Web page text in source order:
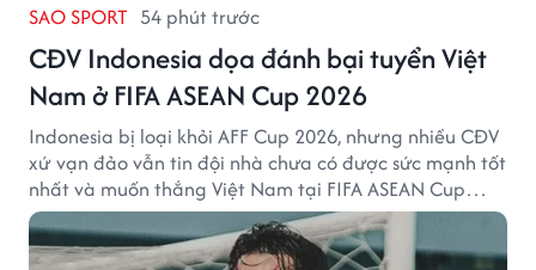
SAO SPORT 54 phút trước
CĐV Indonesia dọa đánh bại tuyển Việt
Nam ở FIFA ASEAN Cup 2026
Indonesia bị loại khỏi AFF Cup 2026, nhưng nhiều CĐV
xứ vạn đảo vẫn tin đội nhà chưa có được sức mạnh tốt
nhất và muốn thắng Việt Nam tại FIFA ASEAN Cup
2026.